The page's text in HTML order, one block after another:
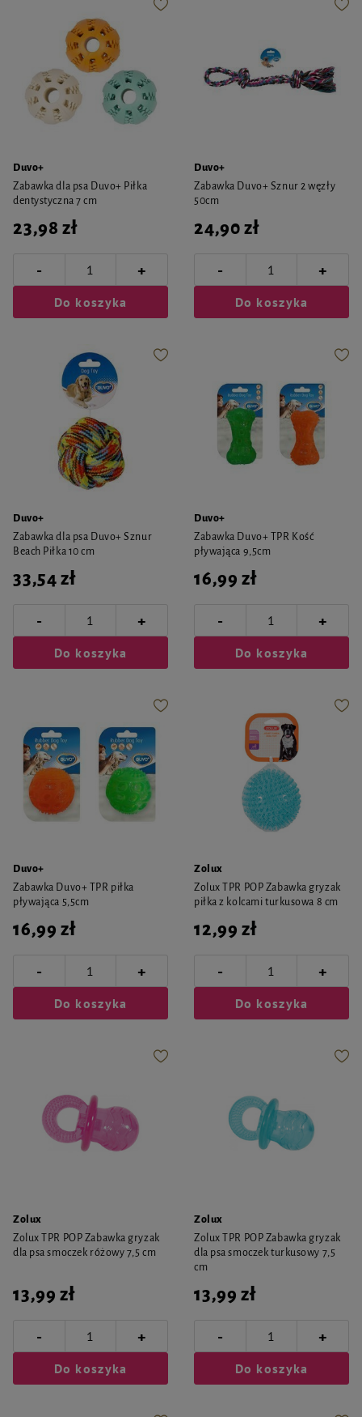
Duvo+
Zabawka dla psa Duvo+ Piłka
dentystyczna 7 cm
23,98 zł
- +
Do koszyka
Duvo+
Zabawka Duvo+ Sznur 2 węzły
50cm
24,90 zł
- +
Do koszyka
Duvo+
Zabawka dla psa Duvo+ Sznur
Beach Piłka 10 cm
33,54 zł
- +
Do koszyka
Duvo+
Zabawka Duvo+ TPR Kość
pływająca 9,5cm
16,99 zł
- +
Do koszyka
Duvo+
Zabawka Duvo+ TPR piłka
pływająca 5,5cm
16,99 zł
- +
Do koszyka
Zolux
Zolux TPR POP Zabawka gryzak
piłka z kolcami turkusowa 8 cm
12,99 zł
- +
Do koszyka
Zolux
Zolux TPR POP Zabawka gryzak
dla psa smoczek różowy 7,5 cm
13,99 zł
- +
Do koszyka
Zolux
Zolux TPR POP Zabawka gryzak
dla psa smoczek turkusowy 7,5
cm
13,99 zł
- +
Do koszyka